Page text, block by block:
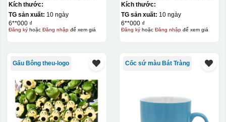
quai)
Kích thước:
TG sản xuất: 10 ngày
6**000 ₫
Đăng kýhoặc Đăng nhậpđể xem giá
mát
Kích thước:
TG sản xuất: 10 ngày
6**000 ₫
Đăng kýhoặc Đăng nhậpđể xem giá
Gấu Bông theu-logo Cốc sứ màu Bát Tràng